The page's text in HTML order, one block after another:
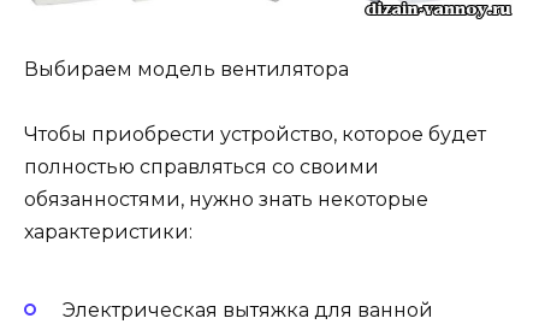
Выбираем модель вентилятора
Чтобы приобрести устройство, которое будет
полностью справляться со своими
обязанностями, нужно знать некоторые
характеристики:
Электрическая вытяжка для ванной